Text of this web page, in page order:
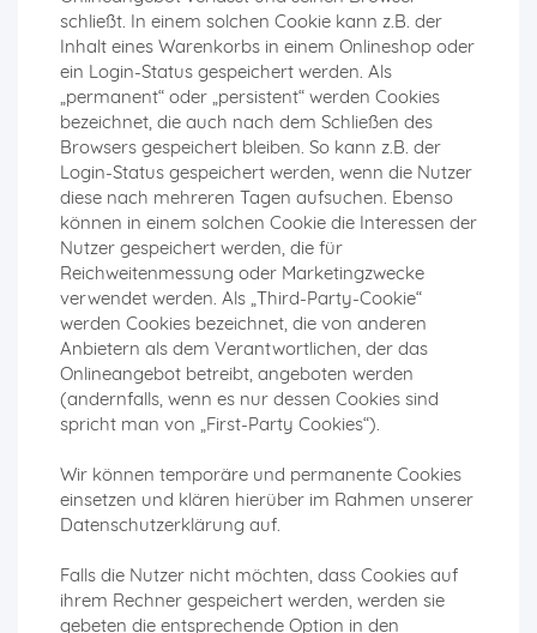
schließt. In einem solchen Cookie kann z.B. der
Inhalt eines Warenkorbs in einem Onlineshop oder
ein Login-Status gespeichert werden. Als
„permanent“ oder „persistent“ werden Cookies
bezeichnet, die auch nach dem Schließen des
Browsers gespeichert bleiben. So kann z.B. der
Login-Status gespeichert werden, wenn die Nutzer
diese nach mehreren Tagen aufsuchen. Ebenso
können in einem solchen Cookie die Interessen der
Nutzer gespeichert werden, die für
Reichweitenmessung oder Marketingzwecke
verwendet werden. Als „Third-Party-Cookie“
werden Cookies bezeichnet, die von anderen
Anbietern als dem Verantwortlichen, der das
Onlineangebot betreibt, angeboten werden
(andernfalls, wenn es nur dessen Cookies sind
spricht man von „First-Party Cookies“).
Wir können temporäre und permanente Cookies
einsetzen und klären hierüber im Rahmen unserer
Datenschutzerklärung auf.
Falls die Nutzer nicht möchten, dass Cookies auf
ihrem Rechner gespeichert werden, werden sie
gebeten die entsprechende Option in den